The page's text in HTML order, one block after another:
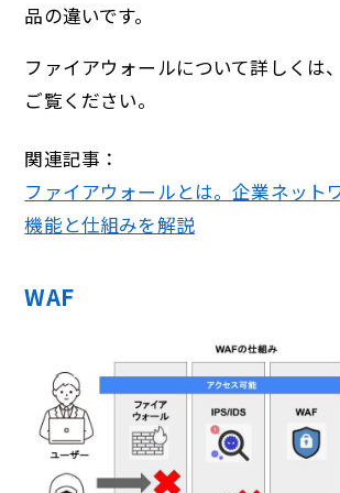
品の違いです。
ファイアウォールについて詳しくは
ご覧ください。
関連記事：
ファイアウォールとは。企業ネット
機能と仕組みを解説
WAF